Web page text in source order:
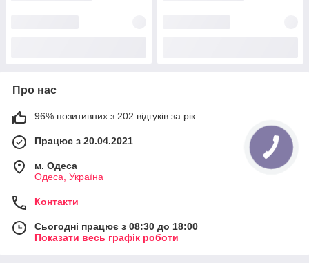
Про нас
96% позитивних з 202 відгуків за рік
Працює з 20.04.2021
м. Одеса
Одеса, Україна
Контакти
Сьогодні працює з 08:30 до 18:00
Показати весь графік роботи
КНОПКА
ЗВ'ЯЗКУ